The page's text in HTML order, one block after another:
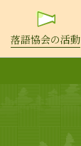
落語協会の活動